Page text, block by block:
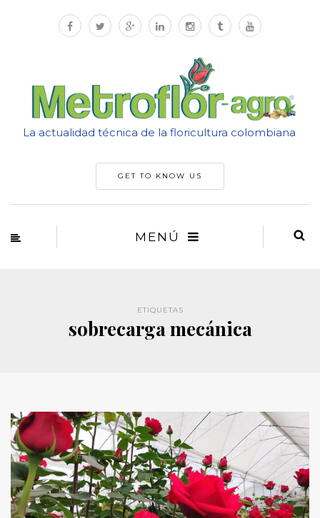
La actualidad técnica de la floricultura colombiana
GET TO KNOW US
MENÚ
ETIQUETAS
sobrecarga mecánica